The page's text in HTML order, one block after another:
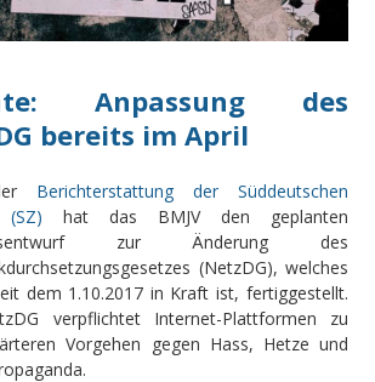
Anpassung des
bereits im April
Berichterstattung der Süddeutschen
hat das BMJV den geplanten
zur Änderung des
(NetzDG), welches
dem 1.10.2017 in Kraft ist, fertiggestellt.
verpflichtet Internet-Plattformen zu
Vorgehen gegen Hass, Hetze und